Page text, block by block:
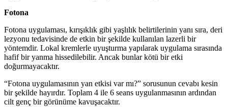
Fotona
Fotona uygulaması, kırışıklık gibi yaşlılık belirtilerinin yanı sıra, deri
lezyonu tedavisinde de etkin bir şekilde kullanılan lazerli bir
yöntemdir. Lokal kremlerle uyuşturma yapılarak uygulama sırasında
hafif bir yanma hissedilebilir. Ancak bunlar kötü bir etki
doğurmayacaktır.
“Fotona uygulamasının yan etkisi var mı?” sorusunun cevabı kesin
bir şekilde hayırdır. Toplam 4 ile 6 seans uygulanmasının ardından
cilt genç bir görünüme kavuşacaktır.